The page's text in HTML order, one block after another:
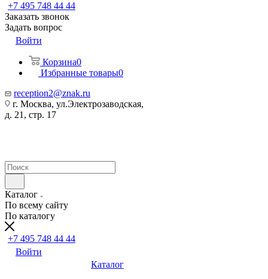
+7 495 748 44 44
Заказать звонок
Задать вопрос
Войти
Корзина0
Избранные товары0
reception2@znak.ru
г. Москва, ул.Электрозаводская,
д. 21, стр. 17
Каталог
По всему сайту
По каталогу
+7 495 748 44 44
Войти
Каталог